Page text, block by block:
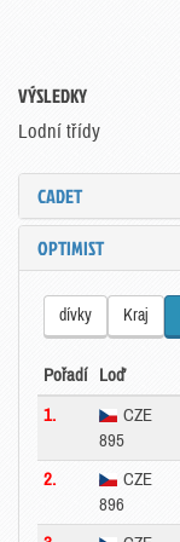
VÝSLEDKY
Lodní třídy
CADET
OPTIMIST
dívky Kraj
Pořadí Loď
1.
CZE
895
2.
CZE
896